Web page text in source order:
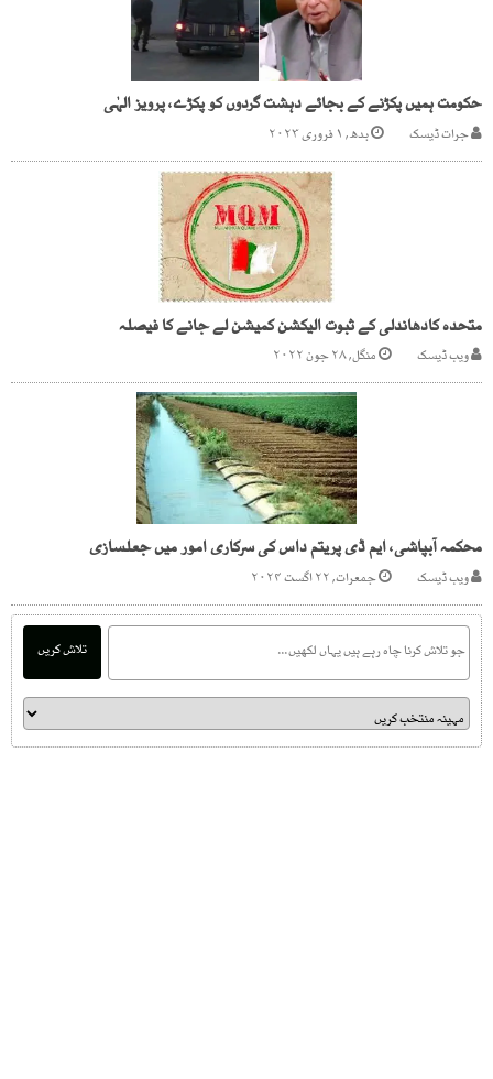
حکومت ہمیں پکڑنے کے بجائے دہشت گردوں کو پکڑے، پرویز الہٰی
جرات ڈیسک بدھ, ۱ فروری ۲۰۲۳
متحدہ کادھاندلی کے ثبوت الیکشن کمیشن لے جانے کا فیصلہ
ویب ڈیسک منگل, ۲۸ جون ۲۰۲۲
محکمہ آبپاشی، ایم ڈی پریتم داس کی سرکاری امور میں جعلسازی
ویب ڈیسک جمعرات, ۲۲ اگست ۲۰۲۴
تلاش کریں